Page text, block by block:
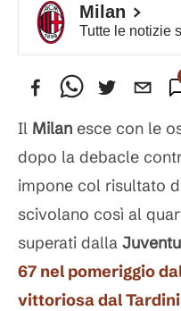
Milan
Tutte le notizie
Il Milan esce con le
dopo la debacle
impone col risultato
scivolano così al
superati dalla
67 nel pomeriggio
vittoriosa dal